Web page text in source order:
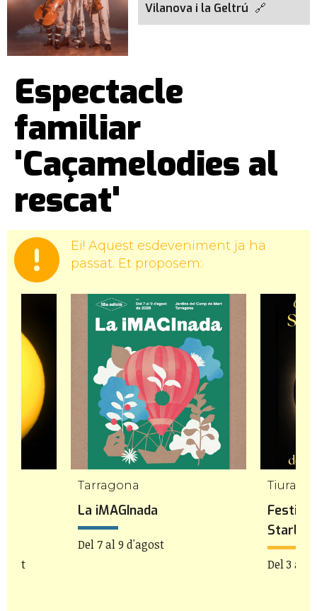
Vilanova i la Geltrú
Espectacle
familiar
'Caçamelodies al
rescat'
Ei! Aquest esdeveniment ja ha
passat. Et proposem:
Tarragona
La iMAGInada
Del 7 al 9 d'agost
Tiurana
Del 3 al